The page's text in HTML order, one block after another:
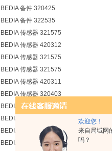
欢迎您！
来自局域网
吗？
BEDIA 备件 320425
BEDIA 备件 322535
BEDIA 传感器 321575
BEDIA 传感器 420312
BEDIA 传感器 321575
BEDIA 传感器 321575
BEDIA 传感器 420311
BEDIA 传感器 320403
BEDIA 传感器 320403
BEDIA 传感器 321611
BEDIA SENSOR 420159
BEDIA SENSOR 420159